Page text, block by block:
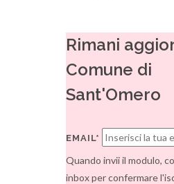
Rimani
Comune di
Sant'Omero
EMAIL*
Quando invii il modulo,
inbox per confermare